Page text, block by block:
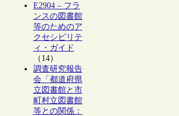
E2904 – フラ
ンスの図書館
等のためのア
クセシビリテ
ィ・ガイド
（14）
調査研究報告
会「都道府県
立図書館と市
町村立図書館
等との関係：